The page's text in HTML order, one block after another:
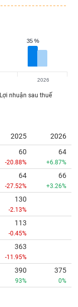
35 %
35 %
Lợi nhuận sau thuế
2026
2025
2026
60
-20.88%
64
+6.87%
64
-27.52%
66
+3.26%
130
-2.13%
113
-0.45%
363
-11.95%
390
93%
375
0%